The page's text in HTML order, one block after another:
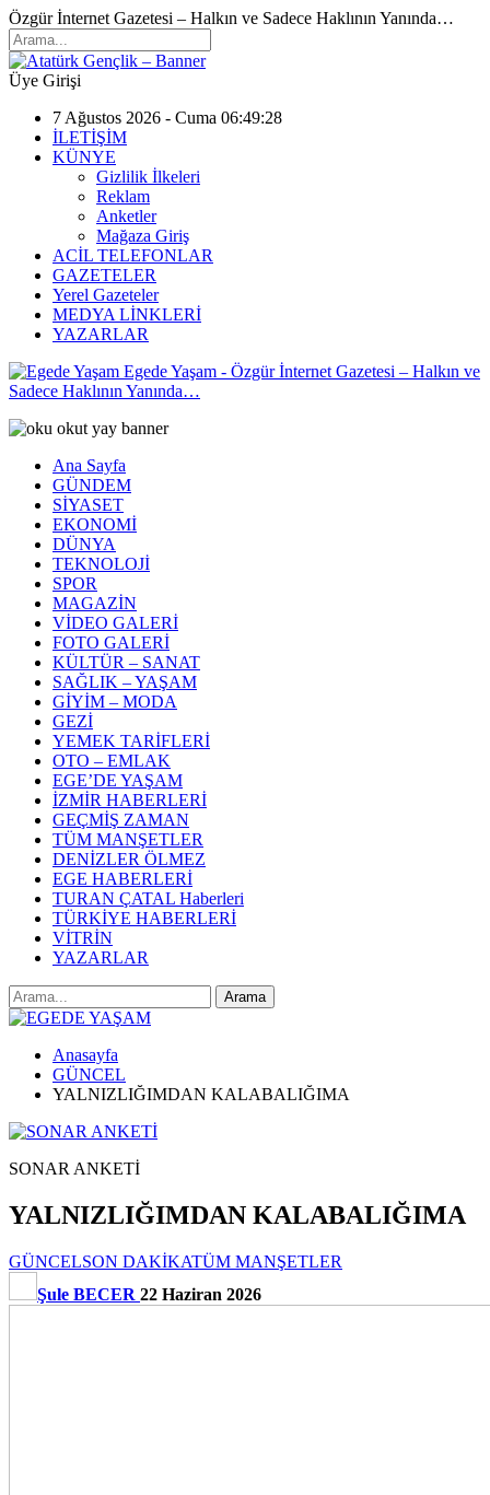
Özgür İnternet Gazetesi – Halkın ve Sadece Haklının Yanında…
Üye Girişi
7 Ağustos 2026 - Cuma 06:49:28
İLETİŞİM
KÜNYE
Gizlilik İlkeleri
Reklam
Anketler
Mağaza Giriş
ACİL TELEFONLAR
GAZETELER
Yerel Gazeteler
MEDYA LİNKLERİ
YAZARLAR
Egede Yaşam - Özgür İnternet Gazetesi – Halkın ve
Sadece Haklının Yanında…
Ana Sayfa
GÜNDEM
SİYASET
EKONOMİ
DÜNYA
TEKNOLOJİ
SPOR
MAGAZİN
VİDEO GALERİ
FOTO GALERİ
KÜLTÜR – SANAT
SAĞLIK – YAŞAM
GİYİM – MODA
GEZİ
YEMEK TARİFLERİ
OTO – EMLAK
EGE’DE YAŞAM
İZMİR HABERLERİ
GEÇMİŞ ZAMAN
TÜM MANŞETLER
DENİZLER ÖLMEZ
EGE HABERLERİ
TURAN ÇATAL Haberleri
TÜRKİYE HABERLERİ
VİTRİN
YAZARLAR
Anasayfa
GÜNCEL
YALNIZLIĞIMDAN KALABALIĞIMA
SONAR ANKETİ
YALNIZLIĞIMDAN KALABALIĞIMA
GÜNCELSON DAKİKATÜM MANŞETLER
Şule BECER 22 Haziran 2026